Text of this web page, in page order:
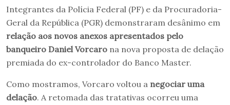
Integrantes da Polícia Federal (PF) e da Procuradoria-
Geral da República (PGR) demonstraram desânimo em
relação aos novos anexos apresentados pelo
banqueiro Daniel Vorcaro na nova proposta de delação
premiada do ex-controlador do Banco Master.
Como mostramos, Vorcaro voltou a negociar uma
delação. A retomada das tratativas ocorreu uma